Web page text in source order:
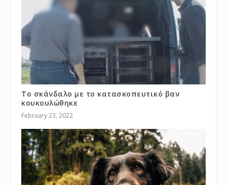
Το σκάνδαλο με το κατασκοπευτικό βαν
κουκουλώθηκε
February 23, 2022